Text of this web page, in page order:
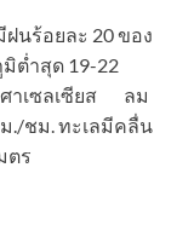
นร้อยละ 20 ของ
ต่ำสุด 19-22
ศาเซลเซียส ลม
ม./ชม. ทะเลมีคลื่น
ตร